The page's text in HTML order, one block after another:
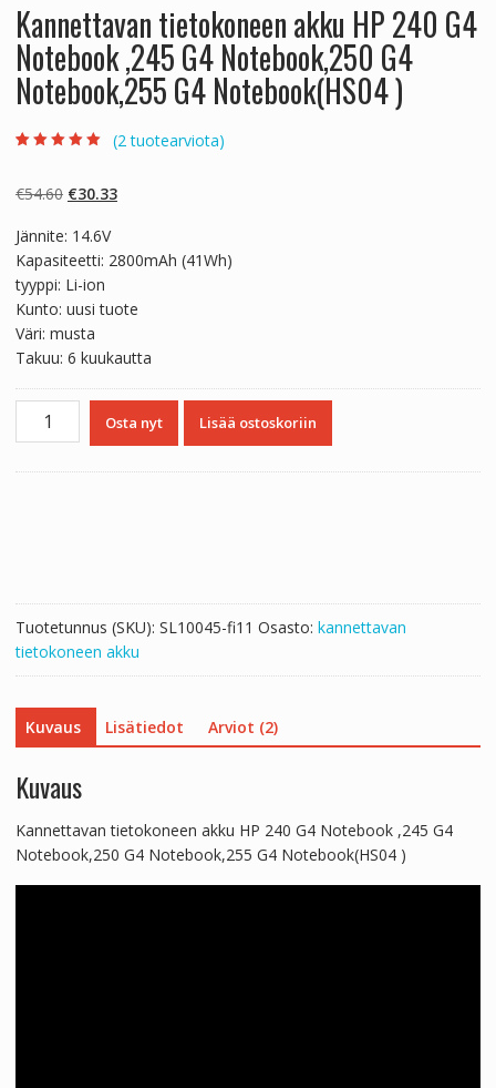
Kannettavan tietokoneen akku HP 240 G4
Notebook ,245 G4 Notebook,250 G4
Notebook,255 G4 Notebook(HS04 )
asiakkaan
(2tuotearviota)
€54.60 Alkuperäinen
oli:
€54.60.
€30.33Nykyinen
€30.33.
Jännite: 14.6V
Kapasiteetti: 2800mAh (41Wh)
tyyppi: Li-ion
Kunto: uusi tuote
Väri: musta
Takuu: 6 kuukautta
Kannettavan
tietokoneen
G4
Notebook,250
G4
Notebook,255
G4
Notebook(HS04
)
määrä
Osta nyt Lisää ostoskoriin
Tuotetunnus (SKU): SL10045-fi11 Osasto: kannettavan
tietokoneen akku
Kuvaus Lisätiedot Arviot (2)
Kuvaus
Kannettavan tietokoneen akku HP 240 G4 Notebook ,245 G4
Notebook,250 G4 Notebook,255 G4 Notebook(HS04 )